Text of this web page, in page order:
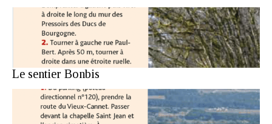
Le sentier Bonbis